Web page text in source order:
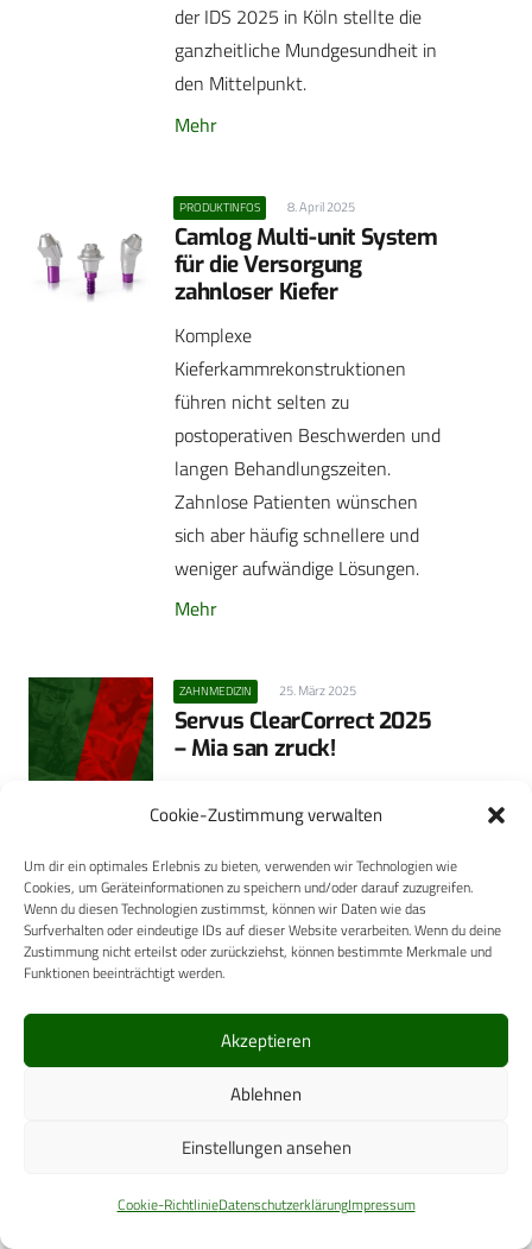
Cookie-Zustimmung verwalten
Um dir ein optimales Erlebnis zu bieten, verwenden wir Technologien wie
Cookies, um Geräteinformationen zu speichern und/oder darauf zuzugreifen.
Wenn du diesen Technologien zustimmst, können wir Daten wie das
Surfverhalten oder eindeutige IDs auf dieser Website verarbeiten. Wenn du deine
Zustimmung nicht erteilst oder zurückziehst, können bestimmte Merkmale und
Funktionen beeinträchtigt werden.
Akzeptieren
Ablehnen
Einstellungen ansehen
Cookie-RichtlinieDatenschutzerklärungImpressum
der IDS 2025 in Köln stellte die
ganzheitliche Mundgesundheit in
den Mittelpunkt.
Mehr
PRODUKTINFOS 8. April 2025
Camlog Multi-unit System
für die Versorgung
zahnloser Kiefer
Komplexe
Kieferkammrekonstruktionen
führen nicht selten zu
postoperativen Beschwerden und
langen Behandlungszeiten.
Zahnlose Patienten wünschen
sich aber häufig schnellere und
weniger aufwändige Lösungen.
Mehr
ZAHNMEDIZIN 25. März 2025
Servus ClearCorrect 2025
– Mia san zruck!
München! Die Aligner-Marke von
Straumann lädt am 23. und 24.
Mai 2025 zum Innovation
Summit in die bayerische
Landeshauptstadt ein.
TOXAVIT: Neues Design =
bewährte Rettung
Devitalisationsmittel der Welt –